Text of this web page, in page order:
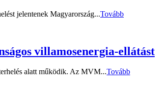
jelentenek Magyarország...Tovább
villamosenergia-ellátást
alatt működik. Az MVM...Tovább